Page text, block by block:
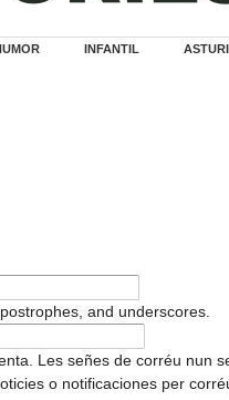
INFANTIL
and underscores.
Les señes de corréu nun
o notificaciones per